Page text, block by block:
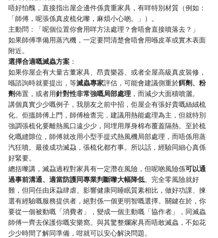
唔好怕醜，直接指出屋企邊件係貴重家具，有咩特別材質（例如：
「師傅，呢張係真皮梳化嚟，麻煩小心啲。」）。
主動問：「呢個位置你會用咩方法處理？會唔會直接噴落去？」
如果師傅準備用蒸汽機，一定要問清楚會唔會用喺皮革或實木表面
附近。
選擇合適嘅滅蟲方案 ：
如果你屋企有大量古董家具、昂貴樂器、或者全屋高級真皮裝修，
喺諮詢時就要提出，等滅蟲專家評估，可能會建議側重於餌劑、粉
劑佈置，或者用針對性非常強嘅局部處理 ，而減少大面積噴灑。
講個真實少少嘅例子，我朋友之前中招，佢屋企有張好貴嘅絲絨梳
化。佢搵師傅上門，師傅檢查完，建議用熱能處理為主，但就特別
強調張梳化要離熱風口遠少少，同埋用厚身棉布覆蓋隔熱。至於梳
化嘅縫隙位，師傅就改用小型手提式熱風機局部處理，而唔係用蒸
汽狂噴。最後成功滅蝨，張梳化都冇事。所以話，經驗同細心真係
好緊要。
總括嚟講，滅蝨過程對家具有一定潛在風險，但呢啲風險係可以通
過事前溝通、適當防護同專業判斷嚟大幅降低。完全零風險就好
難，但同任由床蝨肆虐、影響健康同睡眠質素相比，做好功課、揀
選有經驗嘅服務提供者，絕對係一個更明智嘅選擇。關鍵在於，你
要從一個被動嘅「消費者」，變成一個主動嘅「協作者」，同滅蟲
師傅一齊去保護你嘅安樂窩。與其驚整爛家具而唔敢滅蟲，不如花
少少時間了解同準備，咁就可以安心解決問題。